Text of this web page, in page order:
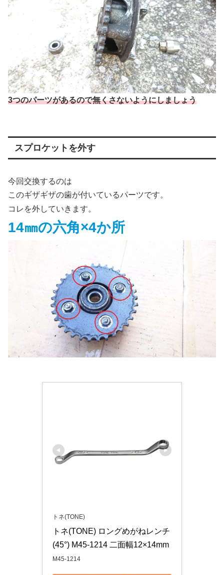
3つのパーツがあるので無くさないようにしましょう
スプロケットを外す
今回交換するのは
このギザギザの歯が付いているパーツです。
コレを外していきます。
14㎜の六角×4か所
トネ(TONE)
トネ(TONE) ロングめがねレンチ
(45°) M45-1214 二面幅12×14mm
M45-1214